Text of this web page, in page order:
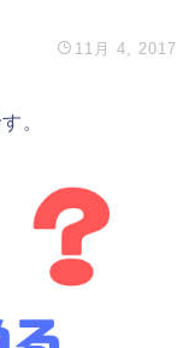
11月 4, 2017
。